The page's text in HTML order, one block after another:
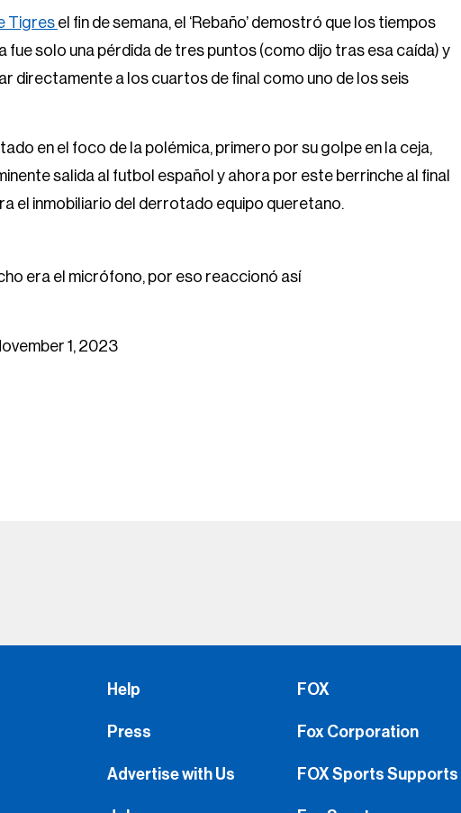
Tigres el fin de semana, el ‘Rebaño’ demostró que los tiempos
fue solo una pérdida de tres puntos (como dijo tras esa caída) y
directamente a los cuartos de final como uno de los seis
en el foco de la polémica, primero por su golpe en la ceja,
salida al futbol español y ahora por este berrinche al final
el inmobiliario del derrotado equipo queretano.
era el micrófono, por eso reaccionó así
1, 2023
Help
Press
Advertise with Us
FOX
Fox Corporation
FOX Sports Supports